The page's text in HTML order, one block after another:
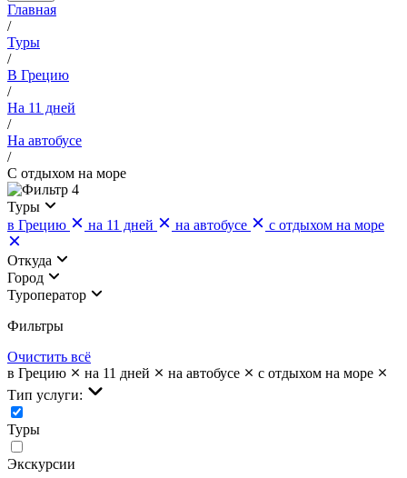
Главная
/
Туры
/
В Грецию
/
На 11 дней
/
На автобусе
/
С отдыхом на море
4
Туры
в Грецию
на 11 дней на автобусе с отдыхом на море
Откуда
Город
Туроператор
Фильтры
Очистить всё
в Грецию
на 11 дней на автобусе
с отдыхом на море
Тип услуги:
Туры
Экскурсии